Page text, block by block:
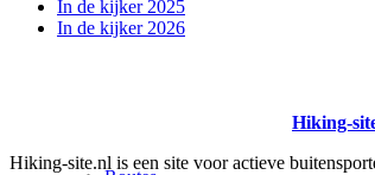
In de kijker 2025
In de kijker 2026
Hiking-
Hiking-site.nl is een site voor actieve